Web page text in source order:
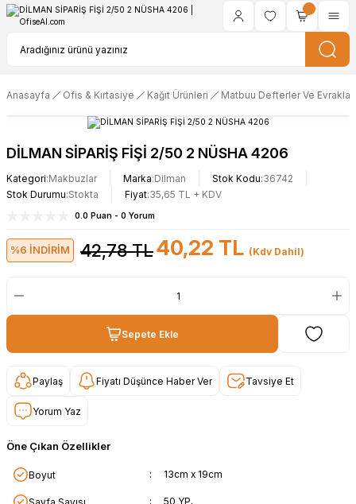
Anasayfa Ofis & Kırtasiye Kağıt Ürünleri Matbuu Defterler Ve Evraklar
DİLMAN SİPARİŞ FİŞİ 2/50 2 NÜSHA 4206
Kategori Makbuzlar Marka Dilman Stok Kodu 36742
Stok Durumu Stokta Fiyat 35,65 TL + KDV
0.0 Puan - 0 Yorum
%6 İNDİRİM 42,78 TL40,22 TL (Kdv Dahil)
Sepete Ekle
Paylaş Fiyatı Düşünce Haber Ver Tavsiye Et
Yorum Yaz
Öne Çıkan Özellikler
Boyut : 13cm x 19cm
Sayfa Sayısı : 50 YP.